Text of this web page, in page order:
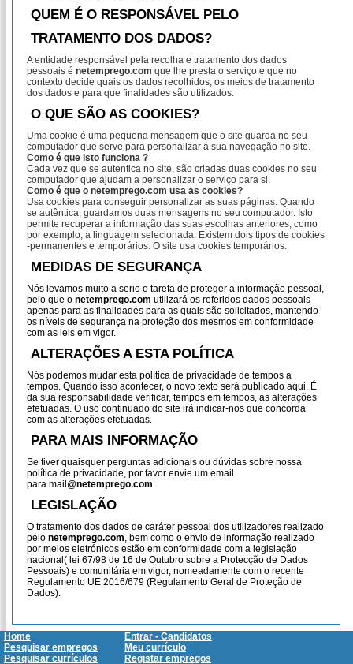
QUEM É O RESPONSÁVEL PELO
TRATAMENTO DOS DADOS?
A entidade responsável pela recolha e tratamento dos dados
pessoais é netemprego.com que lhe presta o serviço e que no
contexto decide quais os dados recolhidos, os meios de tratamento
dos dados e para que finalidades são utilizados.
O QUE SÃO AS COOKIES?
Uma cookie é uma pequena mensagem que o site guarda no seu
computador que serve para personalizar a sua navegação no site.
Como é que isto funciona ?
Cada vez que se autentica no site, são criadas duas cookies no seu
computador que ajudam a personalizar o serviço para si.
Como é que o netemprego.com usa as cookies?
Usa cookies para conseguir personalizar as suas páginas. Quando
se autêntica, guardamos duas mensagens no seu computador. Isto
permite recuperar a informação das suas escolhas anteriores, como
por exemplo, a linguagem selecionada. Existem dois tipos de cookies
-permanentes e temporários. O site usa cookies temporários.
MEDIDAS DE SEGURANÇA
Nós levamos muito a serio o tarefa de proteger a informação pessoal,
pelo que o netemprego.com utilizará os referidos dados pessoais
apenas para as finalidades para as quais são solicitados, mantendo
os níveis de segurança na proteção dos mesmos em conformidade
com as leis em vigor.
ALTERAÇÕES A ESTA POLÍTICA
Nós podemos mudar esta política de privacidade de tempos a
tempos. Quando isso acontecer, o novo texto será publicado aqui. É
da sua responsabilidade verificar, tempos em tempos, as alterações
efetuadas. O uso continuado do site irá indicar-nos que concorda
com as alterações efetuadas.
PARA MAIS INFORMAÇÃO
Se tiver quaisquer perguntas adicionais ou dúvidas sobre nossa
política de privacidade, por favor envie um email
para mail@netemprego.com.
LEGISLAÇÃO
O tratamento dos dados de caráter pessoal dos utilizadores realizado
pelo netemprego.com, bem como o envio de informação realizado
por meios eletrónicos estão em conformidade com a legislação
nacional( lei 67/98 de 16 de Outubro sobre a Protecção de Dados
Pessoais) e comunitária em vigor, nomeadamente com o recente
Regulamento UE 2016/679 (Regulamento Geral de Proteção de
Dados).
Home
Entrar - Candidatos
Pesquisar empregos
Meu currículo
Pesquisar currículos
Registar empregos